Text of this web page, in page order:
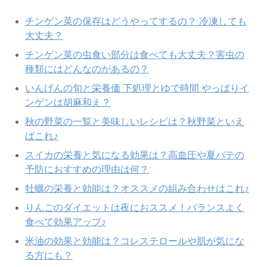
チンゲン菜の保存はどうやってするの？ 冷凍しても
大丈夫？
チンゲン菜の虫食い部分は食べても大丈夫？害虫の
種類にはどんなのがあるの？
いんげんの旬と栄養価 下処理とゆで時間 やっぱりイ
ンゲンは胡麻和え？
秋の野菜の一覧と美味しいレシピは？秋野菜といえ
ばこれ♪
スイカの栄養と気になる効果は？高血圧や夏バテの
予防におすすめの理由は何？
牡蠣の栄養と効能は？オススメの組み合わせはこれ♪
りんごのダイエットは夜におススメ！バランスよく
食べて効果アップ♪
米油の効果と効能は？コレステロールや肌が気にな
る方にも？